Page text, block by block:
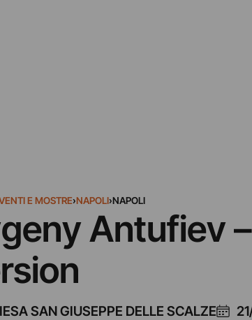
E MOSTRE›NAPOLI›NAPOLI
Antufiev
SAN GIUSEPPE DELLE SCALZE